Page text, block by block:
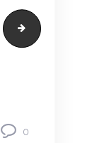
кошелек
0